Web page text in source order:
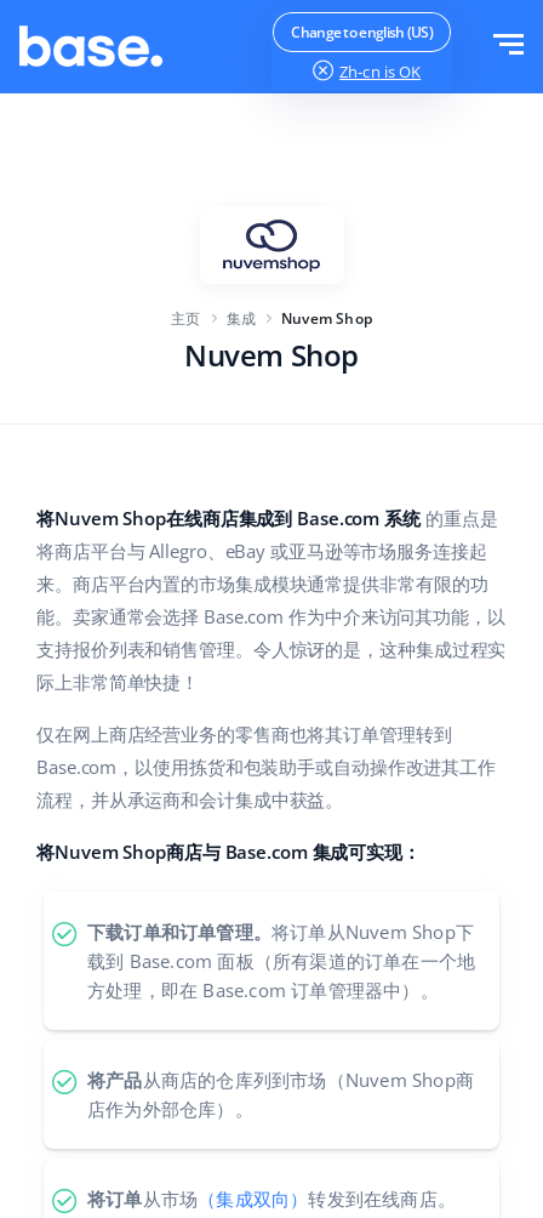
Change to english (US)
Zh-cn is OK
发货管理
Base Connect
用于电子商务的人工智能
Base Analytics
针对电子商务初创企业
家庭与花园
儿童产品
电子产品
汽车零部件
超市
帮助
学院
服务
账户审计
其他
english (US)
english (GB)
english (IN)
čeština
deutsch
Ελληνικά
español (MX)
Italiano
polski
登录
主页 集成 Nuvem Shop
Nuvem Shop
将Nuvem Shop在线商店集成到 Base.com 系统的重点是
将商店平台与 Allegro、eBay 或亚马逊等市场服务连接起
来。商店平台内置的市场集成模块通常提供非常有限的功
能。卖家通常会选择 Base.com 作为中介来访问其功能，以
支持报价列表和销售管理。令人惊讶的是，这种集成过程实
际上非常简单快捷！
仅在网上商店经营业务的零售商也将其订单管理转到
Base.com，以使用拣货和包装助手或自动操作改进其工作
流程，并从承运商和会计集成中获益。
将Nuvem Shop商店与 Base.com 集成可实现：
下载订单和订单管理。 将订单从Nuvem Shop下
载到 Base.com 面板（所有渠道的订单在一个地
方处理，即在 Base.com 订单管理器中）。
将产品从商店的仓库列到市场（Nuvem Shop商
店作为外部仓库）。
将订单从市场 （集成双向）转发到在线商店。